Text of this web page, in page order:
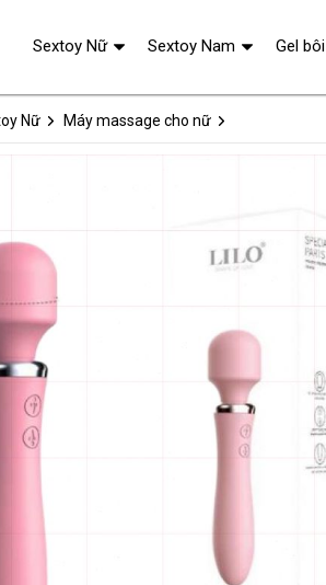
Nữ Máy massage cho nữ
Sextoy Nữ Sextoy Nam Gel